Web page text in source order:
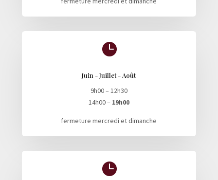

Juin - Juillet - Août
9h00 – 12h30
14h00 – 19h00
fermeture mercredi et dimanche
